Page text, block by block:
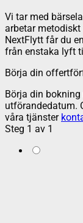
Vi tar med
arbetar
NextFlytt får du
från enstaka lyft
Börja din
Börja din
utförandedatum.
våra tjänster
Steg 1 av 1